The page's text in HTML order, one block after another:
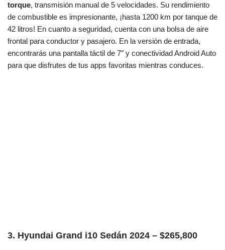
torque, transmisión manual de 5 velocidades. Su rendimiento
de combustible es impresionante, ¡hasta 1200 km por tanque de
42 litros! En cuanto a seguridad, cuenta con una bolsa de aire
frontal para conductor y pasajero. En la versión de entrada,
encontrarás una pantalla táctil de 7″ y conectividad Android Auto
para que disfrutes de tus apps favoritas mientras conduces.
3. Hyundai Grand i10 Sedán 2024 – $265,800